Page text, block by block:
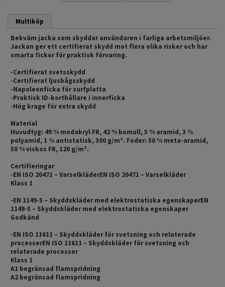
Multiköp
Bekväm jacka som skyddar användaren i farliga arbetsmiljöer.
Jackan ger ett certifierat skydd mot flera olika risker och har
smarta fickor för praktisk förvaring.
-Certifierat svetsskydd
-Certifierat ljusbågsskydd
-Napoleonficka för surfplatta
-Praktisk ID-korthållare i innerficka
-Hög krage för extra skydd
Material
Huvudtyg: 49 % modakryl FR, 42 % bomull, 5 % aramid, 3 %
polyamid, 1 % antistatisk, 300 g/m². Foder: 50 % meta-aramid,
50 % viskos FR, 120 g/m².
Certifieringar
-EN ISO 20471 – VarselkläderEN ISO 20471 – Varselkläder
Klass 1
-EN 1149-5 – Skyddskläder med elektrostatiska egenskaperEN
1149-5 – Skyddskläder med elektrostatiska egenskaper
Godkänd
-EN ISO 11611 – Skyddskläder för svetsning och relaterade
processerEN ISO 11611 – Skyddskläder för svetsning och
relaterade processer
Klass 1
A1 begränsad flamspridning
A2 begränsad flamspridning